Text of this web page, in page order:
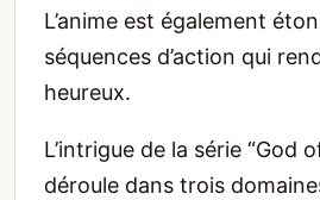
L’anime est également
séquences d’action qui
heureux.
L’intrigue de la série “God
déroule dans trois